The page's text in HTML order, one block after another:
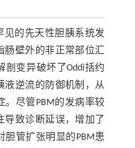
见的先天性胆胰系统发
壁外的非正常部位汇
变异破坏了Oddi括约
液逆流的防御机制，从
。尽管PBM的发病率较
导致诊断延误，增加了
管扩张明显的PBM患